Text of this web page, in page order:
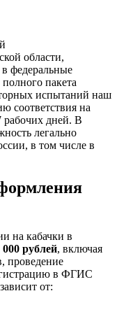
области,
федеральные
пакета
испытаний наш
соответствия на
рабочих дней. В
легально
в том числе в
на кабачки в
000 рублей, включая
проведение
в ФГИС
от: